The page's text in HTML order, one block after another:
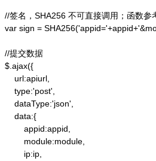
//签名，SHA256 不可直接调用；函数
var sign =
//提交数据
$.ajax({
    url:apiurl,
    type:'post',
    dataType:'json',
    data:{
        appid:appid,
        module:module,
        ip:ip,